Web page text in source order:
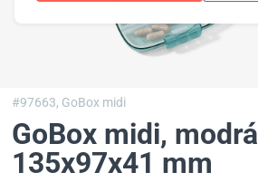
#97663, GoBox midi
GoBox midi, modrá
135х97х41 mm